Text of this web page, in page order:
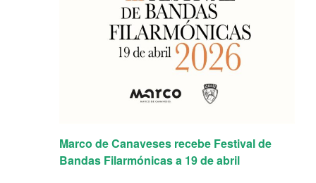
Marco de Canaveses recebe Festival de
Bandas Filarmónicas a 19 de abril